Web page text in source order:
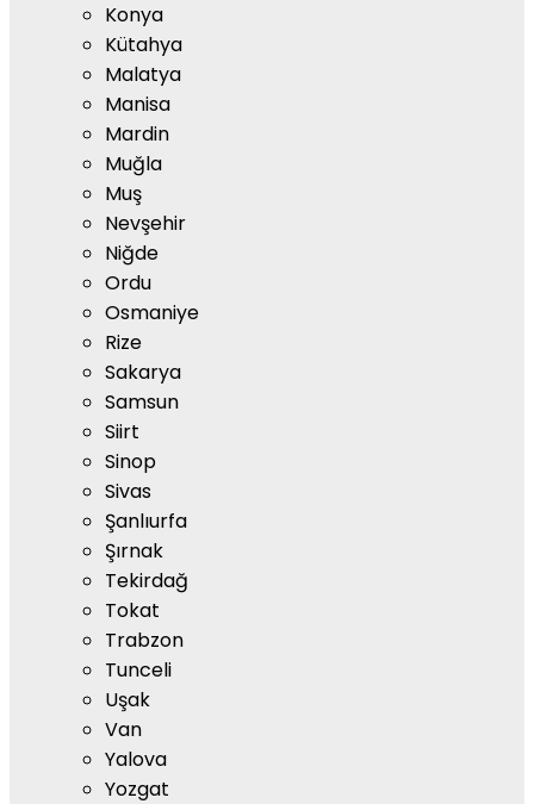
Konya
Kütahya
Malatya
Manisa
Mardin
Muğla
Muş
Nevşehir
Niğde
Ordu
Osmaniye
Rize
Sakarya
Samsun
Siirt
Sinop
Sivas
Şanlıurfa
Şırnak
Tekirdağ
Tokat
Trabzon
Tunceli
Uşak
Van
Yalova
Yozgat